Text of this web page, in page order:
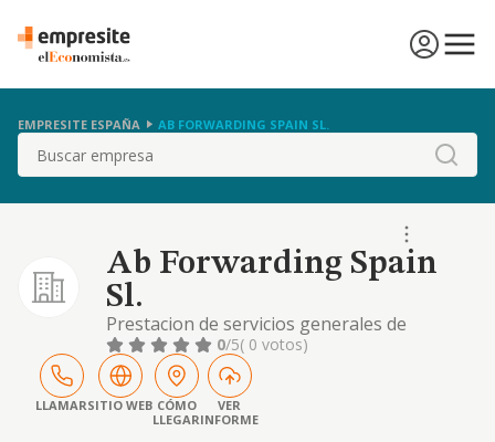
EMPRESITE ESPAÑA AB FORWARDING SPAIN SL.
Buscar
Ab Forwarding Spain
Sl.
Prestacion de servicios generales de
transporte, asi como las actividades
auxiliares y complementarias al mismo,
nacional e internacional de mercancias de
todo tipo, de carga completa o franccionada,
via terrestre, etc
0/5( 0 votos)
LLAMARSITIO WEB CÓMO
LLEGAR
VER
INFORME